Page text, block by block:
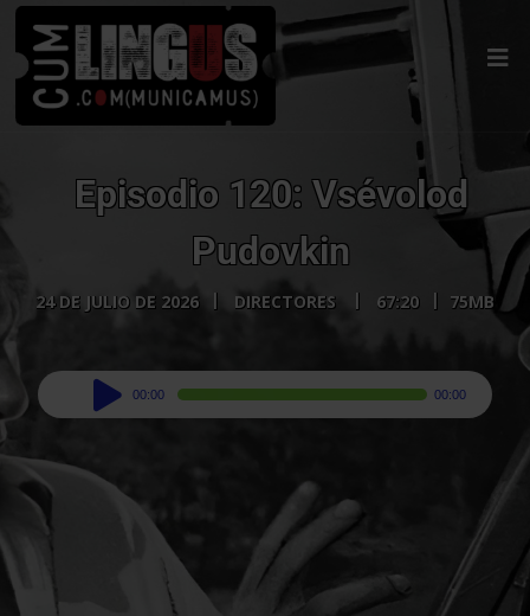
Episodio 120: Vsévolod
Pudovkin
24 DE JULIO DE 2026 DIRECTORES 67:20 75MB
Audio
Player
00:00 00:00